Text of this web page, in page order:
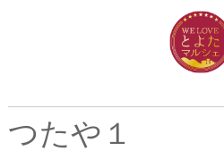
つたや１